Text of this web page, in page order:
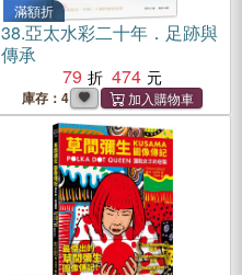
滿額折
38.亞太水彩二十年．足跡與
傳承
79
474
庫存：4